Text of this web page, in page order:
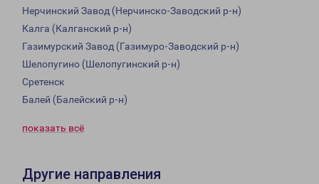
Нерчинский Завод (Нерчинско-Заводский р-н)
Калга (Калганский р-н)
Газимурский Завод (Газимуро-Заводский р-н)
Шелопугино (Шелопугинский р-н)
Сретенск
Балей (Балейский р-н)
показать всё
Другие направления